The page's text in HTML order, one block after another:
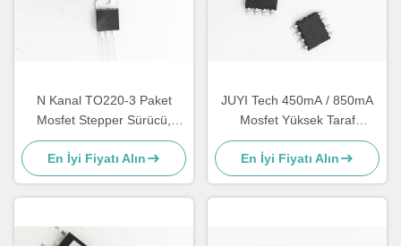
N Kanal TO220-3 Paket
Mosfet Stepper Sürücü,
BLDC motor sürücüsü için
300W Mosfet Voltaj
Düzenleyicisi
En İyi Fiyatı Alın
JUYI Tech 450mA / 850mA
Mosfet Yüksek Taraf
Anahtarı, 3.3V Mantık
Uyumlu Bldc Mosfet
Sürücüsü
En İyi Fiyatı Alın